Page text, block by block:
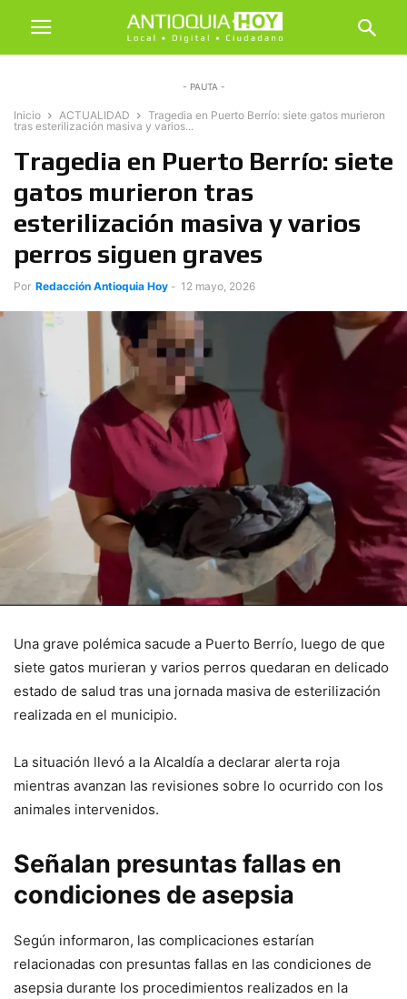
- PAUTA -
Inicio ACTUALIDAD
Tragedia en Puerto Berrío: siete gatos murieron
tras esterilización masiva y varios...
Tragedia en Puerto Berrío: siete
gatos murieron tras
esterilización masiva y varios
perros siguen graves
Por Redacción Antioquia Hoy - 12 mayo, 2026
Una grave polémica sacude a Puerto Berrío, luego de que
siete gatos murieran y varios perros quedaran en delicado
estado de salud tras una jornada masiva de esterilización
realizada en el municipio.
La situación llevó a la Alcaldía a declarar alerta roja
mientras avanzan las revisiones sobre lo ocurrido con los
animales intervenidos.
Señalan presuntas fallas en
condiciones de asepsia
Según informaron, las complicaciones estarían
relacionadas con presuntas fallas en las condiciones de
asepsia durante los procedimientos realizados en la